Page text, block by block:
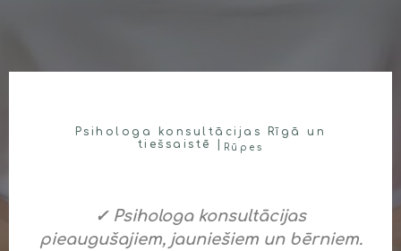
Psihologa konsultācijas Rīgā un
tiešsaistē |
Rūpes
✓ Psihologa konsultācijas
pieaugušajiem, jauniešiem un bērniem.